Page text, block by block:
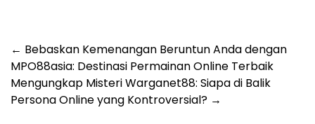
Post
navigation
← Bebaskan Kemenangan Beruntun Anda dengan
MPO88asia: Destinasi Permainan Online Terbaik
Mengungkap Misteri Warganet88: Siapa di Balik
Persona Online yang Kontroversial? →